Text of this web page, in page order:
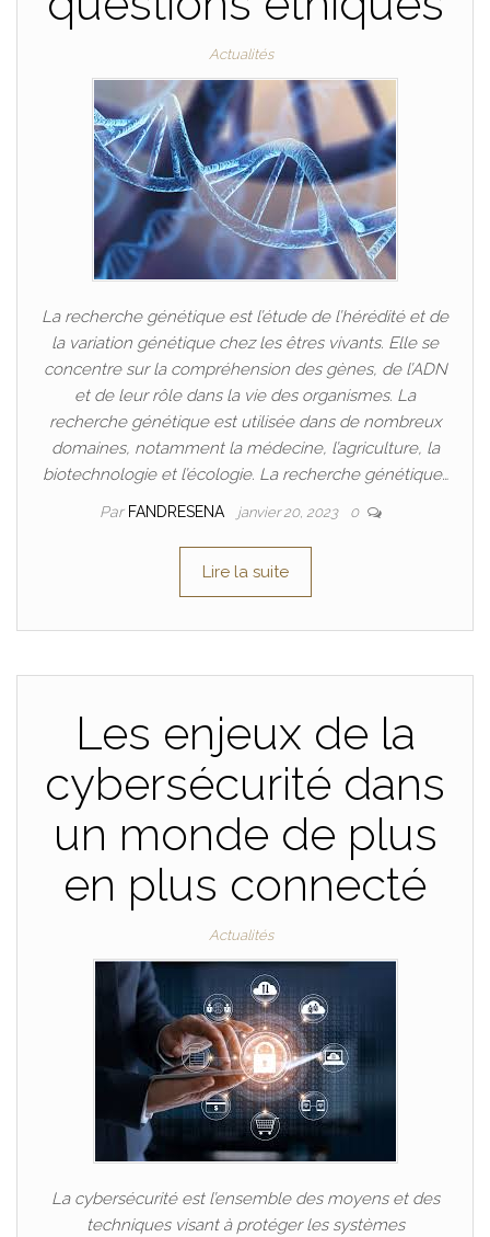
Actualités
La recherche génétique est l’étude de l’hérédité et de
la variation génétique chez les êtres vivants. Elle se
concentre sur la compréhension des gènes, de l’ADN
et de leur rôle dans la vie des organismes. La
recherche génétique est utilisée dans de nombreux
domaines, notamment la médecine, l’agriculture, la
biotechnologie et l’écologie. La recherche génétique…
Par FANDRESENA janvier 20, 2023 0
Lire la suite
Les enjeux de la
cybersécurité dans
un monde de plus
en plus connecté
Actualités
La cybersécurité est l’ensemble des moyens et des
techniques visant à protéger les systèmes